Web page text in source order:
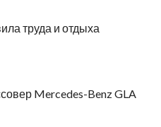
труда и отдыха
Mercedes-Benz GLA